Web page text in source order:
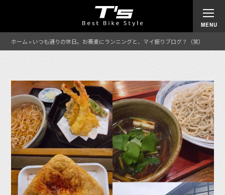
ホーム » いつも通りの休日。お蕎麦にランニングと、マイ振りブログ？（笑）